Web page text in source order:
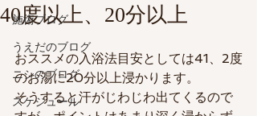
施術ブログ
うえだのブログ
ニシのブログ
スケジュール
40度以上、20分以上
おススメの入浴法目安としては41、2度
のお湯に20分以上浸かります。
そうすると汗がじわじわ出てくるので